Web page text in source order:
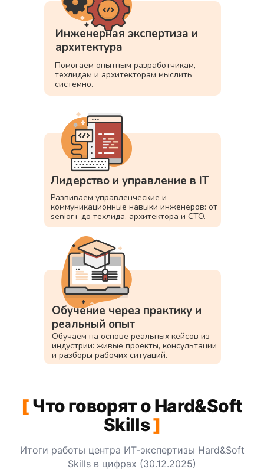
Инженерная экспертиза и
архитектура
Помогаем опытным разработчикам,
техлидам и архитекторам мыслить
системно.
Лидерство и управление в IT
Развиваем управленческие и
коммуникационные навыки инженеров: от
senior+ до техлида, архитектора и CTO.
Обучение через практику и
реальный опыт
Обучаем на основе реальных кейсов из
индустрии: живые проекты, консультации
и разборы рабочих ситуаций.
[Что говорят о Hard&Soft
Skills]
Итоги работы центра ИТ-экспертизы Hard&Soft
Skills в цифрах (30.12.2025)